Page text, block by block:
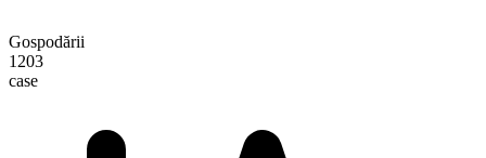
Gospodării
1203
case